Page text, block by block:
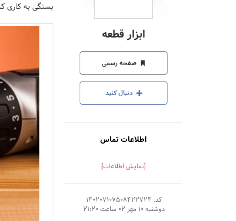
شرکت‌ها،
سازمان‌ها
و
روابط
عمومی‌ها
ابزار قطعه
صفحه رسمی
دنبال کنید
اطلاعات تماس
[نمایش اطلاعات]
کد: 140207107508422724
دوشنبه 10 مهر 02 ساعت 21:20
بستگی به کاری